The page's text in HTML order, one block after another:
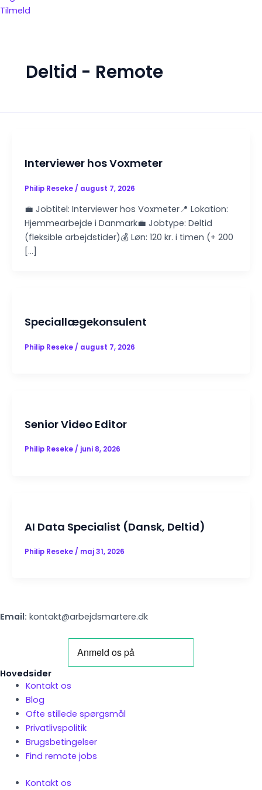
Tilmeld
Deltid - Remote
Interviewer hos Voxmeter
Philip Reseke / august 7, 2026
💼 Jobtitel: Interviewer hos Voxmeter📍 Lokation:
Hjemmearbejde i Danmark💼 Jobtype: Deltid
(fleksible arbejdstider)💰 Løn: 120 kr. i timen (+ 200
[…]
Speciallægekonsulent
Philip Reseke / august 7, 2026
Senior Video Editor
Philip Reseke/ juni 8, 2026
AI Data Specialist (Dansk, Deltid)
Philip Reseke/ maj 31, 2026
Email: kontakt@arbejdsmartere.dk
Hovedsider
Kontakt os
Blog
Ofte stillede spørgsmål
Privatlivspolitik
Brugsbetingelser
Find remote jobs
Kontakt os